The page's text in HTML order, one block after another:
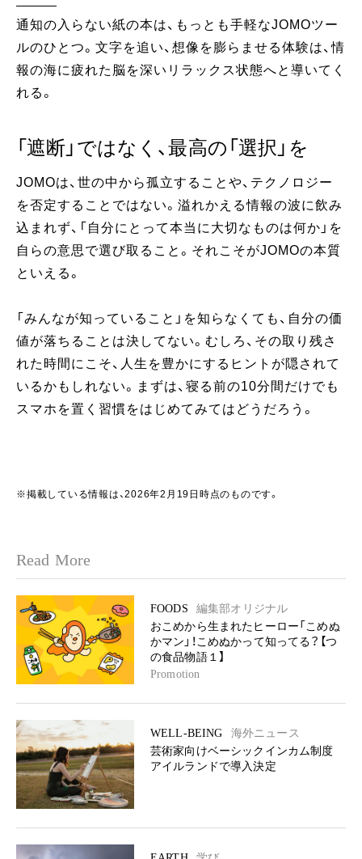
通知の入らない紙の本は、もっとも手軽なJOMOツー
ルのひとつ。文字を追い、想像を膨らませる体験は、情
報の海に疲れた脳を深いリラックス状態へと導いてく
れる。
「遮断」ではなく、最高の「選択」を
JOMOは、世の中から孤立することや、テクノロジー
を否定することではない。溢れかえる情報の波に飲み
込まれず、「自分にとって本当に大切なものは何か」を
自らの意思で選び取ること。それこそがJOMOの本質
といえる。
「みんなが知っていること」を知らなくても、自分の価
値が落ちることは決してない。むしろ、その取り残さ
れた時間にこそ、人生を豊かにするヒントが隠されて
いるかもしれない。まずは、寝る前の10分間だけでも
スマホを置く習慣をはじめてみてはどうだろう。
※掲載している情報は、2026年2月19日時点のものです。
Read More
FOODS
編集部オリジナル
おこめから生まれたヒーロー「こめぬ
かマン」！こめぬかって知ってる？【つ
の食品物語１】
Promotion
WELL-BEING
海外ニュース
芸術家向けベーシックインカム制度
アイルランドで導入決定